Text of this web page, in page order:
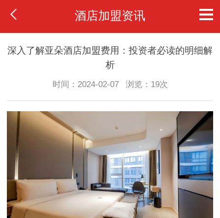
酒店加盟资讯
深入了解亚朵酒店加盟费用：投资者必读的明细解
析
时间：2024-02-07 浏览：19次